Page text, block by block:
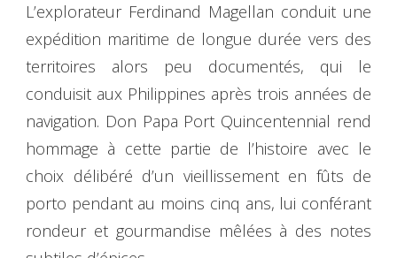
L’explorateur Ferdinand Magellan conduit une
expédition maritime de longue durée vers des
territoires alors peu documentés, qui le
conduisit aux Philippines après trois années de
navigation. Don Papa Port Quincentennial rend
hommage à cette partie de l’histoire avec le
choix délibéré d’un vieillissement en fûts de
porto pendant au moins cinq ans, lui conférant
rondeur et gourmandise mêlées à des notes